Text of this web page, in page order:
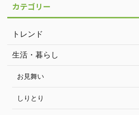
カテゴリー
トレンド
生活・暮らし
お見舞い
しりとり